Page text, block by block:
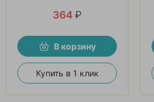
364 ₽
В корзину
Купить в 1 клик